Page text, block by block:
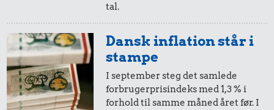
20 kr.
22 kr.
Husholdningssprit
12,-
5,- = 6,-
tal.
Dansk inflation står i
stampe
I september steg det samlede
forbrugerprisindeks med 1,3 % i
forhold til samme måned året før. I